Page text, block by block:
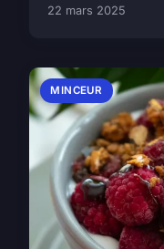
22 mars 2025
MINCEUR